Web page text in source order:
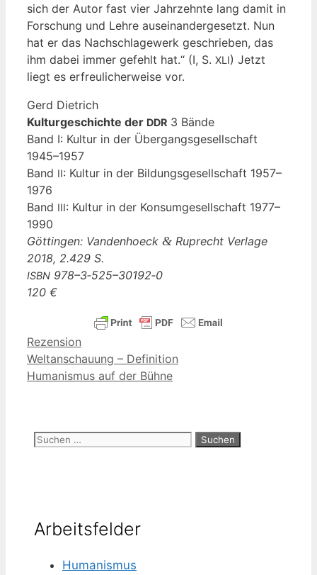
sich der Autor fast vier Jahr­zehn­te lang damit in
For­schung und Leh­re aus­ein­an­der­ge­setzt. Nun
hat er das Nach­schla­ge­werk geschrie­ben, das
ihm dabei immer gefehlt hat.“ (I, S. XLI) Jetzt
liegt es erfreu­li­cher­wei­se vor.
Gerd Diet­rich
Kul­tur­ge­schich­te der DDR 3 Bände
Band I: Kul­tur in der Über­gangs­ge­sell­schaft
1945–1957
Band II: Kul­tur in der Bil­dungs­ge­sell­schaft 1957–
1976
Band III: Kul­tur in der Kon­sum­ge­sell­schaft 1977–
1990
Göt­tin­gen: Van­den­hoeck & Ruprecht Ver­la­ge
2018, 2.429 S.
ISBN 978–3‑525–30192‑0
120 €
Kategorien
Rezension
Weltanschauung – Definition
Humanismus auf der Bühne
Suchen
Arbeitsfelder
Humanismus